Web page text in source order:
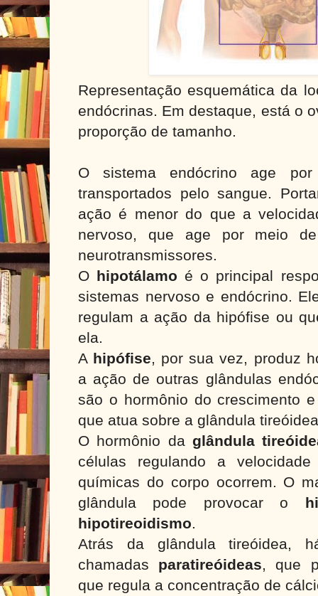
Representação esquemática da
endócrinas. Em destaque, está o
proporção de tamanho.
O sistema endócrino age
transportados pelo sangue.
ação é menor do que a
nervoso, que age por meio
neurotransmissores.
O hipotálamo é o principal
sistemas nervoso e endócrino.
regulam a ação da hipófise ou
ela.
A hipófise, por sua vez, produz
a ação de outras glândulas
são o hormônio do crescimento
que atua sobre a glândula
O hormônio daglândula
células regulando a
químicas do corpo ocorrem. O
glândula pode provocar o
hipotireoidismo.
Atrás da glândula tireóidea,
chamadas paratireóideas, que
que regula a concentração de